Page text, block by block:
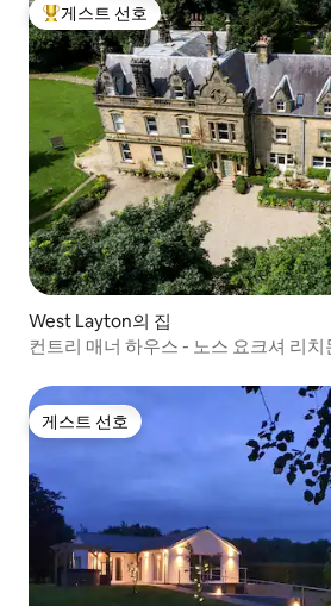
상위 게스트 선호
게스트 선호
West Layton의 집
컨트리 매너 하우스 - 노스 요크셔 리치
게스트 선호
게스트 선호